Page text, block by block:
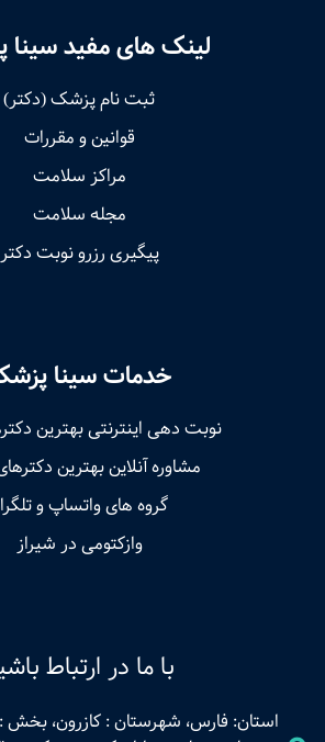
لینک های مفید
ثبت نام پزشک (دکتر)
قوانین و مقررات
مراکز سلامت
مجله سلامت
پیگیری رزرو نوبت دکتر
خدمات سینا
نوبت‌ دهی اینترنتی بهترین
مشاوره آنلاین بهترین
گروه های واتساپ و
وازکتومی در شیراز
با ما در ارتباط
استان: فارس، شهرستان : کازرون، بخش